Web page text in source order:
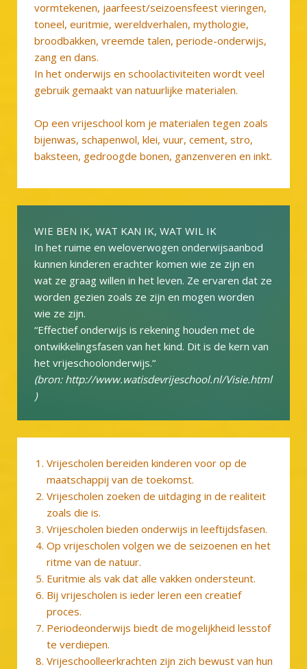
vormtekenen, jaarfeest/seizoensfeest vieringen,
toneel, euritmie, wereldverhalen, mythologie,
broodbakken, vreemde talen, periode-onderwijs,
zang en dans.
In het onderwijs en schoolactiviteiten wordt veel
gebruik gemaakt van natuurlijke materialen.
Op een vrijeschool kom je materialen tegen zoals
bijenwas, schapenwol, klei, vuur, cement, stro,
baksteen, gedroogde bonen, ganzenveren en inkt.
WIE BEN IK, WAT KAN IK, WAT WIL IK
In het ruime en weloverwogen onderwijsaanbod
kunnen kinderen erachter komen wie ze zijn en
wat ze graag willen in het leven. Ze ervaren dat ze
worden gezien zoals ze zijn en mogen worden
wie ze zijn.
“Effectief onderwijs is rekening houden met de
ontwikkelingsfasen van het kind. Dit is de kern van
het vrijeschoolonderwijs.“
(bron: http://www.watisdevrijeschool.nl/Visie.html
)
Vrijescholen bereiden kinderen voor op de
maatschappij van de toekomst.
Vrijescholen zoeken de uitdaging in de realiteit
zoals die is.
Vrijescholen bieden onderwijs in leeftijdsfasen.
Op vrijescholen volgen we de seizoenen en het
ritme van de natuur.
Euritmie als vak dat alle vakken ondersteunt.
Bij vrijescholen is ieder leren een creatief
proces.
Periodeonderwijs biedt de mogelijkheid lesstof
te verdiepen.
Vrijeschoolleerkrachten zijn zich bewust van hun